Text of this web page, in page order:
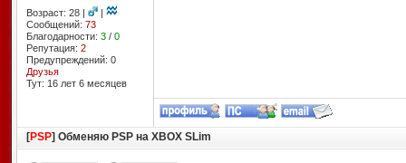
Возраст: 28 |
|
Сообщений: 73
Благодарности: 3/ 0
Репутация: 2
Предупреждений: 0
Друзья
Тут: 16 лет 6 месяцев
[PSP] Обменяю PSP на XBOX SLim